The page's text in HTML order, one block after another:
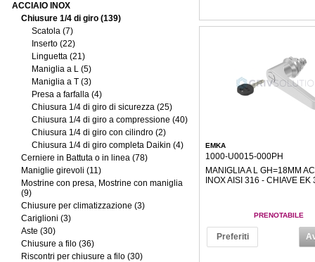
ACCIAIO INOX
Chiusure 1/4 di giro (139)
Scatola (7)
Inserto (22)
Linguetta (21)
Maniglia a L (5)
Maniglia a T (3)
Presa a farfalla (4)
Chiusura 1/4 di giro di sicurezza (25)
Chiusura 1/4 di giro a compressione (40)
Chiusura 1/4 di giro con cilindro (2)
Chiusura 1/4 di giro completa Daikin (4)
Cerniere in Battuta o in linea (78)
Maniglie girevoli (11)
Mostrine con presa, Mostrine con maniglia
(9)
Chiusure per climatizzazione (3)
Cariglioni (3)
Aste (30)
Chiusure a filo (36)
Riscontri per chiusure a filo (30)
EMKA
1000-U0015-000PH
MANIGLIA A L GH=18MM
INOX AISI 316 - CHIAVE EK
PRENOTABILE
Preferiti